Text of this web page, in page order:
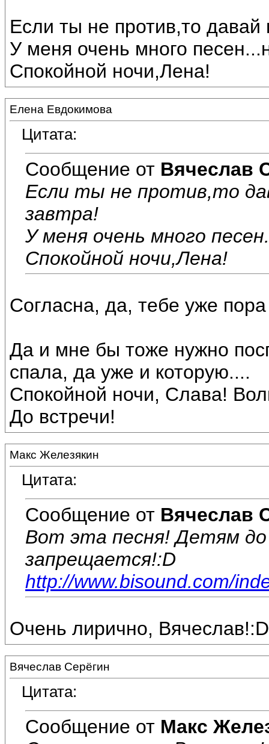
Если ты не против,то
У меня очень много
Спокойной ночи,Лена!
Елена Евдокимова
Цитата:
Сообщение от Вячеслав
Если ты не против,то
завтра!
У меня очень много
Спокойной ночи,Лена!
Согласна, да, тебе уже
Да и мне бы тоже нужно
спала, да уже и которую....
Спокойной ночи, Слава!
До встречи!
Макс Железякин
Цитата:
Сообщение от Вячеслав
Вот эта песня! Детям
запрещается!:D
http://www.bisound.com/
Очень лирично, Вячеслав!:D
Вячеслав Серёгин
Цитата:
Сообщение от Макс